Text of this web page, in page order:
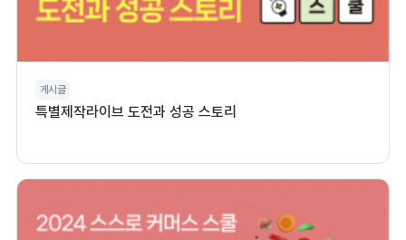
게시글
특별제작라이브 도전과 성공 스토리